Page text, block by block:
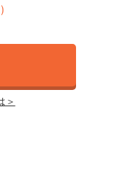
＞